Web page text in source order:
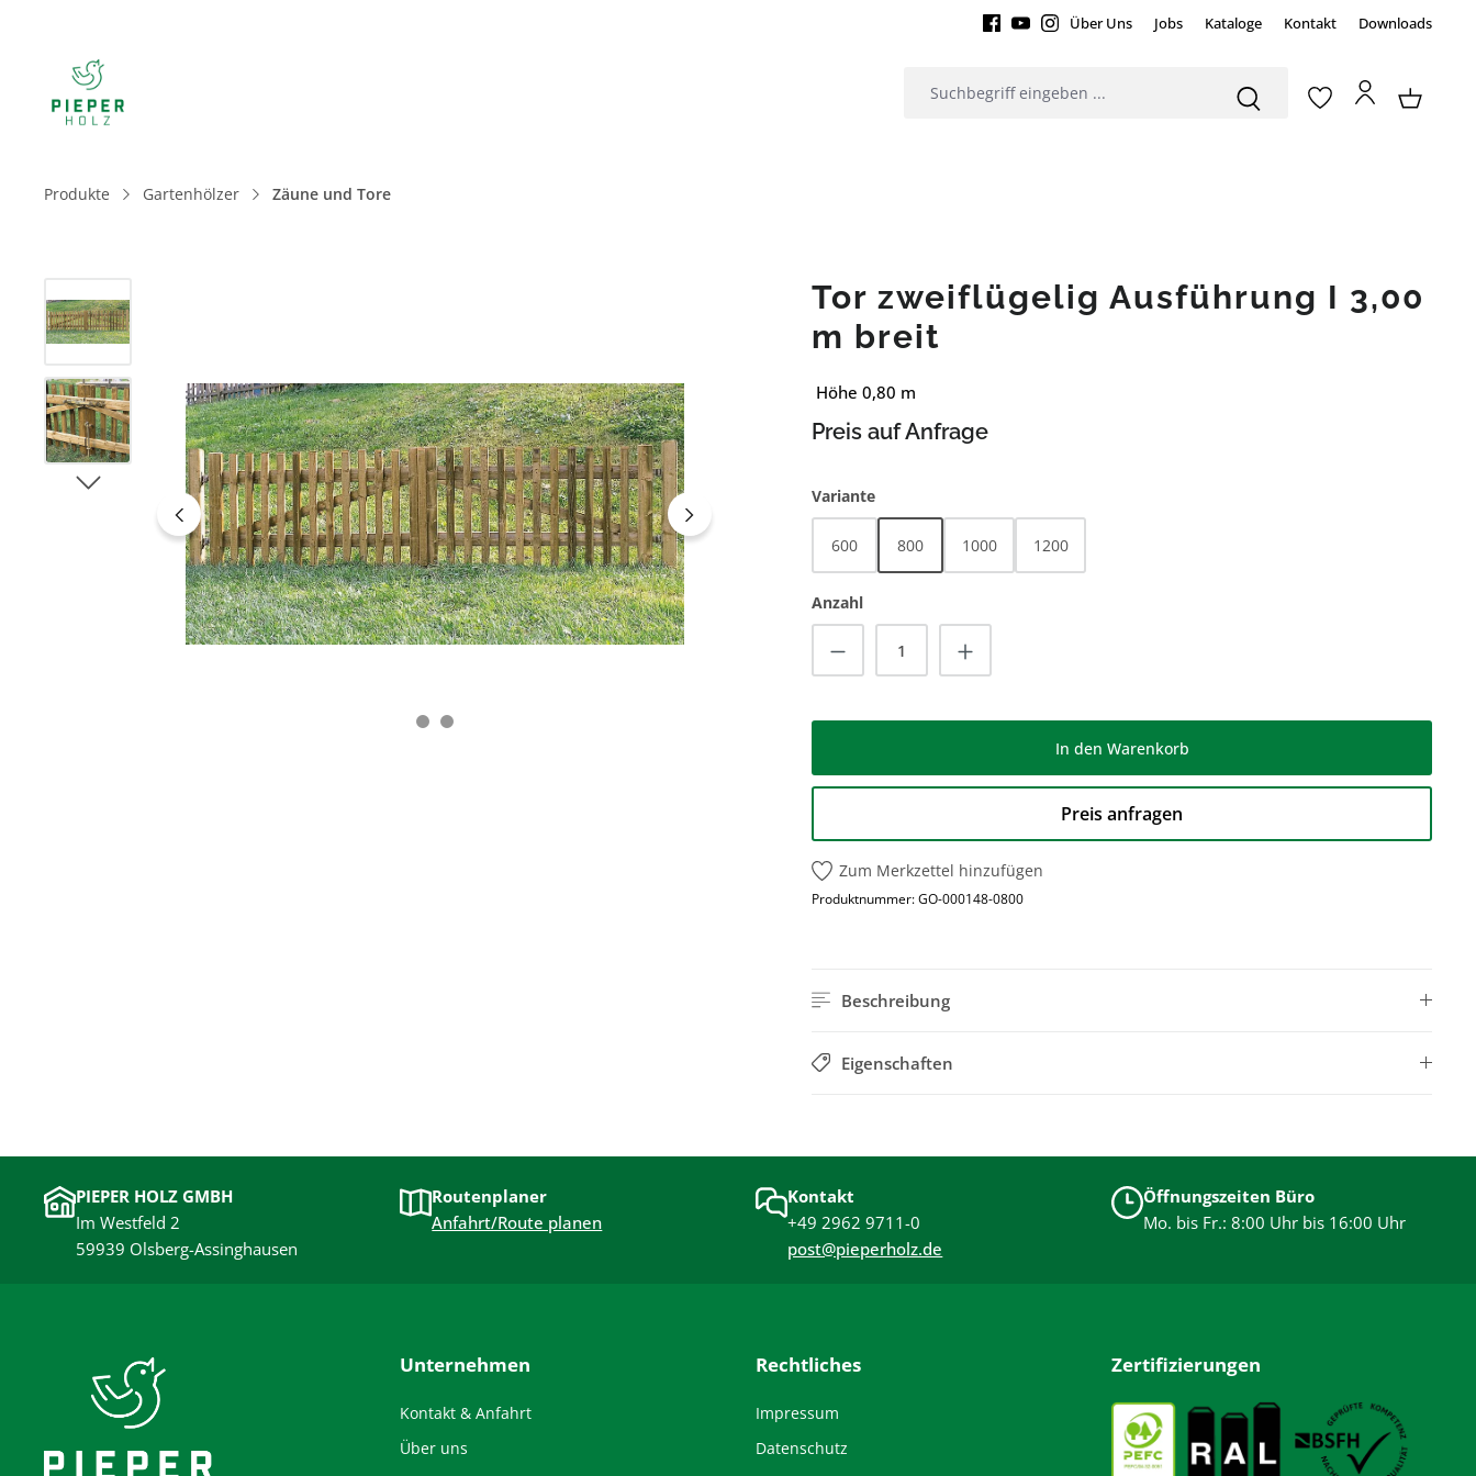
Über Uns Jobs Kataloge Kontakt Downloads
Produkte Gartenhölzer Zäune und Tore
Tor zweiflügelig Ausführung I 3,00
m breit
Höhe 0,80 m
Preis auf Anfrage
Varianteauswählen
600 800 1000 1200
Anzahl
Produkt Anzahl: Gib den gewünschten Wert ein
In den Warenkorb
Preis anfragen
Zum Merkzettel hinzufügen
Produktnummer:GO-000148-0800
Beschreibung
Eigenschaften
PIEPER HOLZ GMBH
Im Westfeld 2
59939 Olsberg-Assinghausen
Routenplaner
Anfahrt/Route planen
Kontakt
+49 2962 9711-0
post@pieperholz.de
Öffnungszeiten Büro
Mo. bis Fr.: 8:00 Uhr bis 16:00 Uhr
Unternehmen
Kontakt & Anfahrt
Über uns
Rechtliches
Impressum
Datenschutz
Zertifizierungen